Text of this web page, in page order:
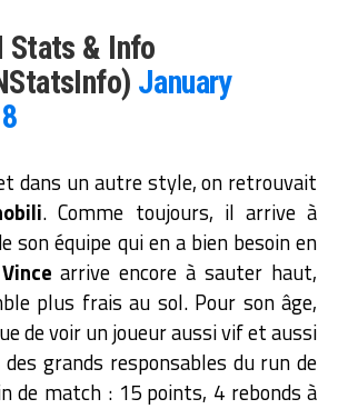
Stats & Info
January
dans un autre style, on retrouvait
. Comme toujours, il arrive à
son équipe qui en a bien besoin en
Vince arrive encore à sauter haut,
plus frais au sol. Pour son âge,
de voir un joueur aussi vif et aussi
grands responsables du run de
de match : 15 points, 4 rebonds à